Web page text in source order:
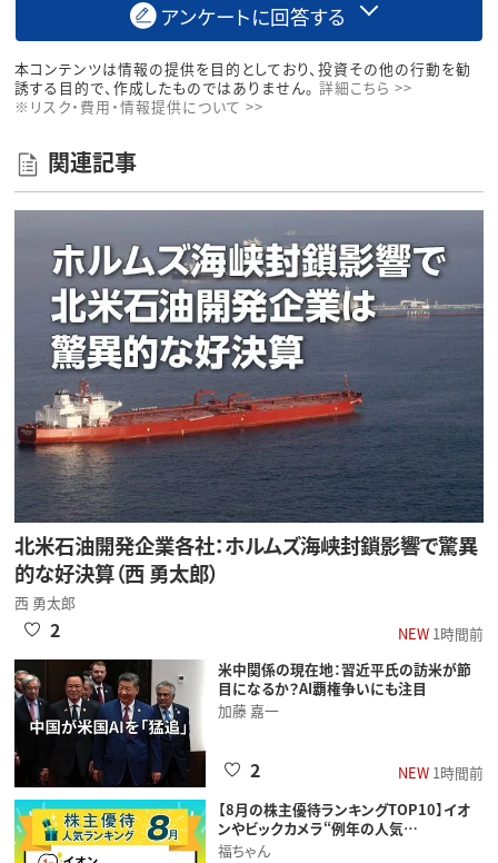
アンケートに回答する
本コンテンツは情報の提供を目的としており、投資その他の行動を勧
誘する目的で、作成したものではありません。 詳細こちら >>
※リスク・費用・情報提供について >>
関連記事
北米石油開発企業各社：ホルムズ海峡封鎖影響で驚異
的な好決算（西 勇太郎）
西 勇太郎
NEW1時間前
2
米中関係の現在地：習近平氏の訪米が節
目になるか？AI覇権争いにも注目
加藤 嘉一
NEW1時間前
2
【8月の株主優待ランキングTOP10】イオ
ンやビックカメラ“例年の人気…
福ちゃん